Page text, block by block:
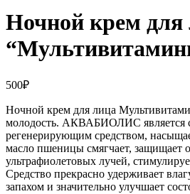
Ночной крем для
500₽
Ночной крем для лица
молодость. АКВАБИОЛИС является
регенерирующим средством,
масло пшеницы смягчает, защищает
ультрафиолетовых лучей,
Средство прекрасно удерживает
запахом и значительно улучшает